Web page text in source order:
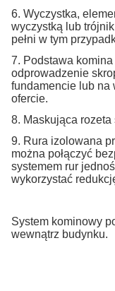
6. Wyczystka,
wyczystką lub
pełni w tym
7. Podstawa
odprowadzenie
fundamencie lub na
ofercie.
8. Maskująca rozeta
9. Rura izolowana
można połączyć
systemem rur
wykorzystać
System kominowy
wewnątrz budynku.